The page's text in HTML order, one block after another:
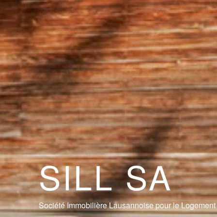
SILL SA
Société Immobilière Lausannoise pour le